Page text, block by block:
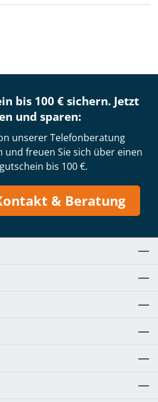
bis 100 € sichern. Jetzt
und sparen:
unserer Telefonberatung
freuen Sie sich über einen
bis 100 €.
& Beratung